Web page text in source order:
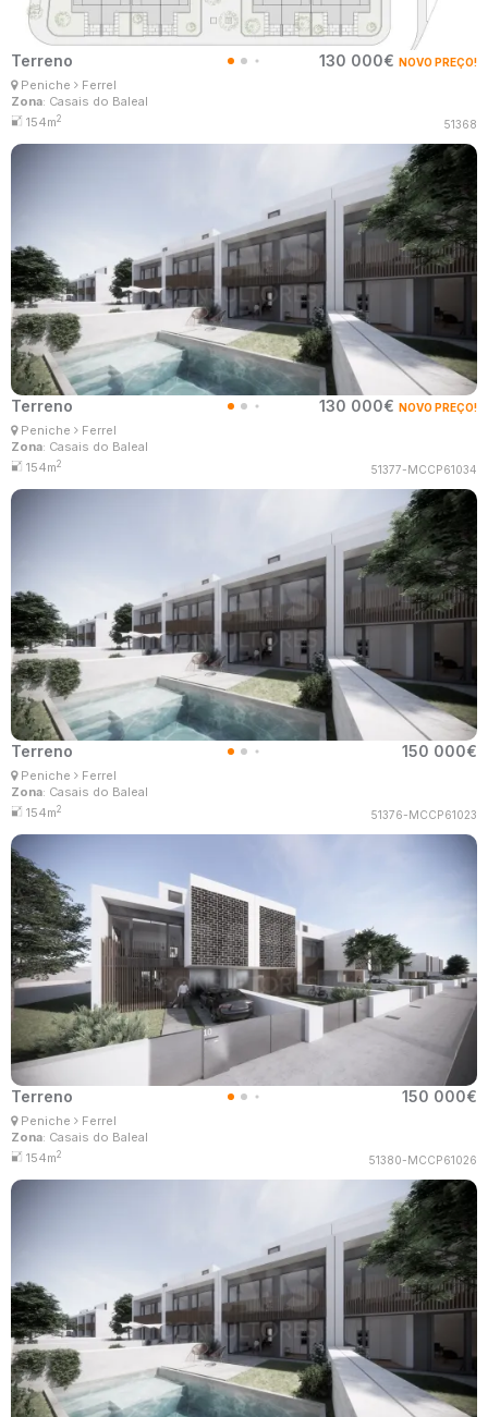
Terreno 130 000€ NOVO PREÇO!
Peniche
Ferrel
Zona: Casais do Baleal
154m2 51368
Terreno 130 000€ NOVO PREÇO!
Peniche
Ferrel
Zona: Casais do Baleal
154m2 51377-MCCP61034
Terreno 150 000€
Peniche
Ferrel
Zona: Casais do Baleal
154m2 51376-MCCP61023
Terreno 150 000€
Peniche
Ferrel
Zona: Casais do Baleal
154m2 51380-MCCP61026